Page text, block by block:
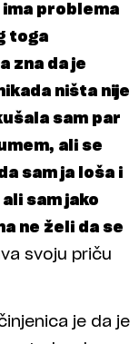
ima problema
toga
zna da je
ništa nije
sam par
ali se
sam ja loša i
sam jako
ne želi da se
svoju priču
je da je